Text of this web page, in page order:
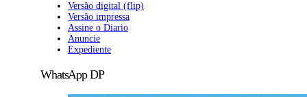
Versão digital (flip)
Versão impressa
Assine o Diario
Anuncie
Expediente
WhatsApp DP